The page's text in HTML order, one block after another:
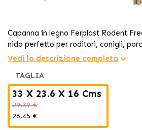
Capanna in legno Ferplast Rodent
nido perfetto per roditori, conigli,
Vedi la descrizione completa
TAGLIA
33 X 23.6 X 16 Cms
29.39 €
26.45 €